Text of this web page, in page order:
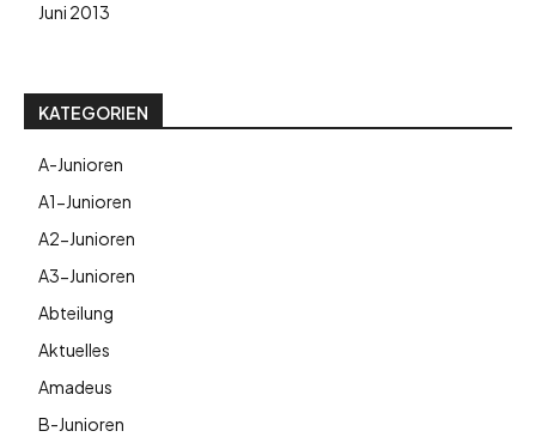
Juni 2013
KATEGORIEN
A-Junioren
A1-Junioren
A2-Junioren
A3-Junioren
Abteilung
Aktuelles
Amadeus
B-Junioren